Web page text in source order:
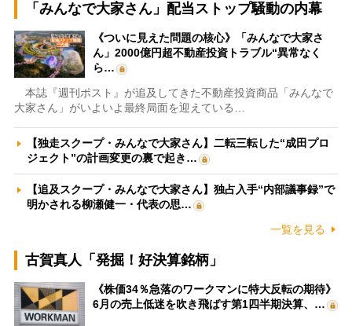
「みんなで大家さん」配当ストップ騒動の内幕
《ついに見えた問題の核心》「みんなで大家さ
ん」2000億円超不動産投資トラブル“異常なく
ら…
本誌『週刊ポスト』が追及してきた不動産投資商品「みんなで
大家さん」がいよいよ最終局面を迎えている…
【独走スクープ・みんなで大家さん】二転三転した“成田プロ
ジェクト”の計画変更の裏で起き…
【追及スクープ・みんなで大家さん】独占入手“内部議事録”で
明かされる柳瀬健一・代表の思…
一覧を見る
古賀真人「発掘！好決算銘柄」
《株価34％急落のワークマンに特大反転の期待》
6月の売上低迷を吹き飛ばす第1四半期決算、…